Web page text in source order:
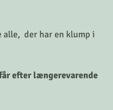
der har en klump i
efter længerevarende